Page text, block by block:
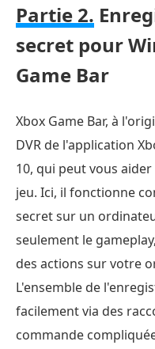
Partie 2.
secret pour
Game Bar
Xbox Game Bar, à
DVR de l'application
10, qui peut vous
jeu. Ici, il fonctionne
secret sur un
seulement le
des actions sur votre
L'ensemble de
facilement via des
commande